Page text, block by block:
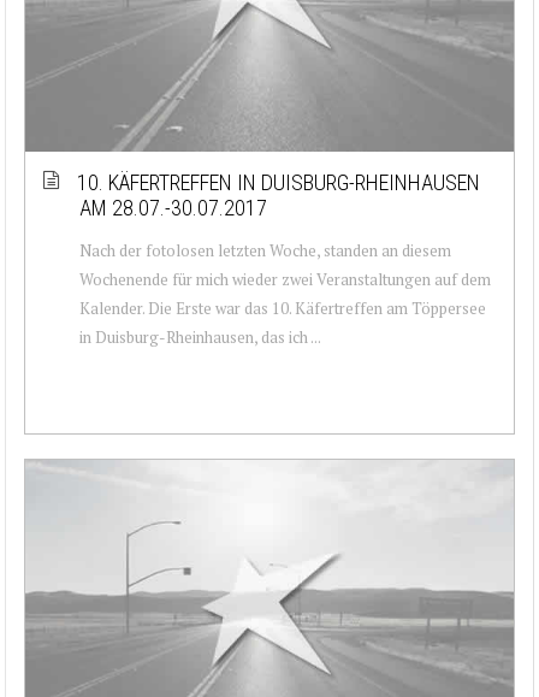
10. KÄFERTREFFEN IN DUISBURG-RHEINHAUSEN
AM 28.07.-30.07.2017
Nach der fotolosen letzten Woche, standen an diesem
Wochenende für mich wieder zwei Veranstaltungen auf dem
Kalender. Die Erste war das 10. Käfertreffen am Töppersee
in Duisburg-Rheinhausen, das ich ...